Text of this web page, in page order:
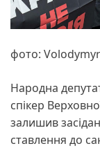
фото:
Народна
спікер
залишив
ставлення до